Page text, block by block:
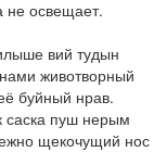
не освещает.
вий тудын
животворный
буйный нрав.
пуш нерым
щекочущий нос